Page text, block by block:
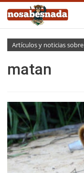
Artículos y noticias sobre
matan